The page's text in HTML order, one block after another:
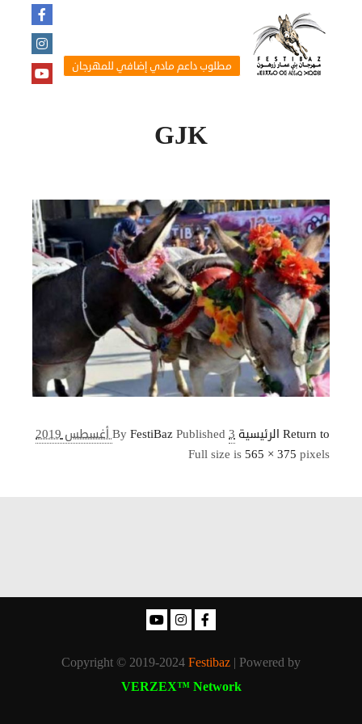
مطلوب داعم مادي إضافي للمهرجان
GJK
Return to الرئيسية ByFestiBazPublished 3 أغسطس 2019
Full size is565 × 375 pixels
Copyright © 2019-2024Festibaz | Powered by
VERZEX™ Network